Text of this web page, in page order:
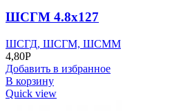
ШСГМ 4.8х127
ШСГД, ШСГМ, ШСММ
4,80Р
Добавить в избранное
В корзину
Quick view